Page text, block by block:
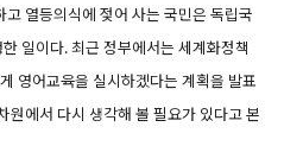
열등의식에 젖어 사는 국민은 독립국
일이다. 최근 정부에서는 세계화정책
영어교육을 실시하겠다는 계획을 발표
원에서 다시 생각해 볼 필요가 있다고 본